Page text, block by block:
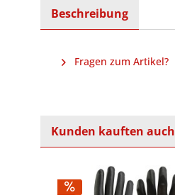
Beschreibung
Fragen zum Artikel?
Kunden kauften auch